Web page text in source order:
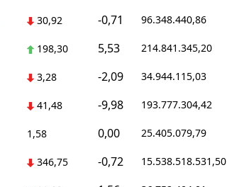
30,92 -0,71 96.348.440,86
198,30 5,53 214.841.345,20
3,28 -2,09 34.944.115,03
41,48 -9,98 193.777.304,42
1,58 0,00 25.405.079,79
346,75 -0,72 15.538.518.531,50